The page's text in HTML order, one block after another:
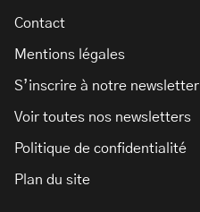
Contact
Mentions légales
S’inscrire à notre newsletter
Voir toutes nos newsletters
Politique de confidentialité
Plan du site